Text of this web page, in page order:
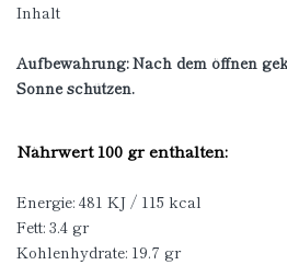
Inhalt
Aufbewahrung: Nach dem öffnen
Sonne schützen.
Nährwert 100 gr enthalten:
Energie: 481 KJ / 115 kcal
Fett: 3.4 gr
Kohlenhydrate: 19.7 gr